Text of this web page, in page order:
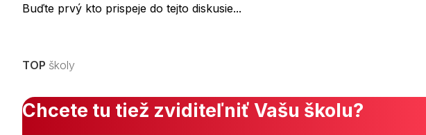
Buďte prvý kto prispeje do tejto diskusie...
TOP školy
Chcete tu tiež zviditeľniť Vašu školu?